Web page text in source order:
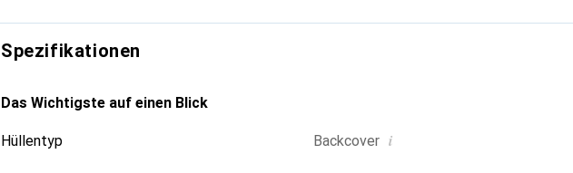
Spezifikationen
Das Wichtigste auf einen Blick
Hüllentyp Backcover i